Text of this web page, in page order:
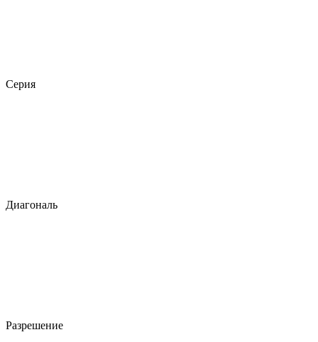
Серия
Диагональ
Разрешение